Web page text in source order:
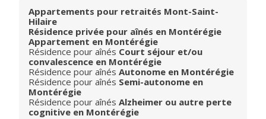
Appartements pour retraités Mont-Saint-
Hilaire
Résidence privée pour aînés en Montérégie
Appartement en Montérégie
Résidence pour aînés Court séjour et/ou
convalescence en Montérégie
Résidence pour aînés Autonome en Montérégie
Résidence pour aînés Semi-autonome en
Montérégie
Résidence pour aînés Alzheimer ou autre perte
cognitive en Montérégie